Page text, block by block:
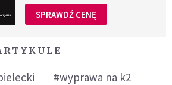
SPRAWDŹ CENĘ
#wyprawa na k2